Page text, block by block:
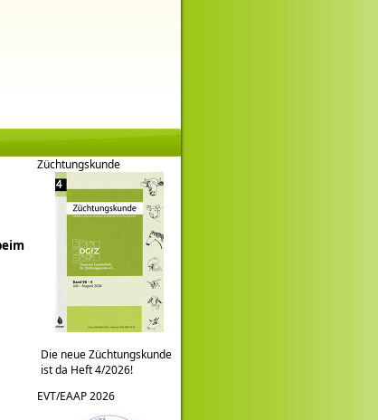
Züchtungskunde
Die neue Züchtungskunde
ist da Heft 4/2026!
EVT/EAAP 2026